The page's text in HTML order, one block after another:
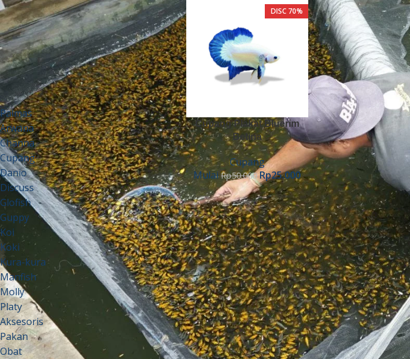
SARING
Harga:Rp25.000—Rp750.000
KATEGORI PRODUK
Palmas
Arwana
Channa
Cupang
Danio
Discuss
Glofish
Guppy
Koi
Koki
Kura-kura
Manfish
Molly
Platy
Aksesoris
Pakan
Obat
DISC 70%
Cupang Plakat Bluerim
Betina
Cupang
MulaiRp50.000 Rp25.000